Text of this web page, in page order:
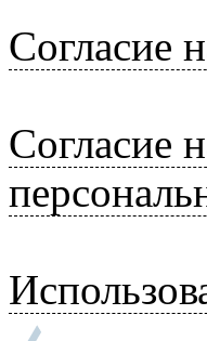
Согласие
Согласие